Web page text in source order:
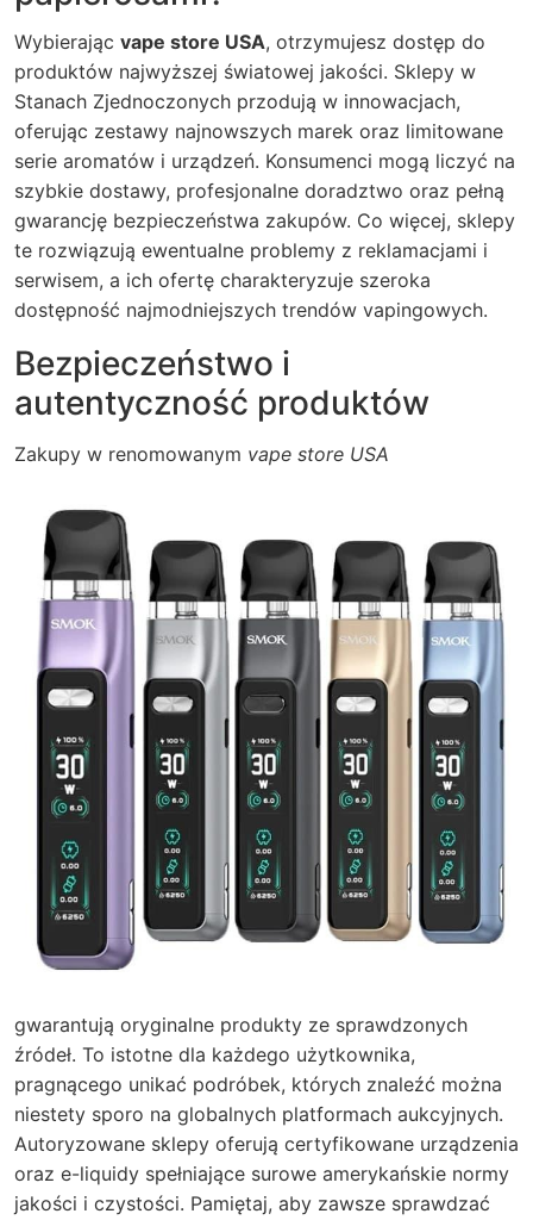
Wybierając vape store USA, otrzymujesz dostęp do
produktów najwyższej światowej jakości. Sklepy w
Stanach Zjednoczonych przodują w innowacjach,
oferując zestawy najnowszych marek oraz limitowane
serie aromatów i urządzeń. Konsumenci mogą liczyć na
szybkie dostawy, profesjonalne doradztwo oraz pełną
gwarancję bezpieczeństwa zakupów. Co więcej, sklepy
te rozwiązują ewentualne problemy z reklamacjami i
serwisem, a ich ofertę charakteryzuje szeroka
dostępność najmodniejszych trendów vapingowych.
Bezpieczeństwo i
autentyczność produktów
Zakupy w renomowanym vape store USA
gwarantują oryginalne produkty ze sprawdzonych
źródeł. To istotne dla każdego użytkownika,
pragnącego unikać podróbek, których znaleźć można
niestety sporo na globalnych platformach aukcyjnych.
Autoryzowane sklepy oferują certyfikowane urządzenia
oraz e-liquidy spełniające surowe amerykańskie normy
jakości i czystości. Pamiętaj, aby zawsze sprawdzać